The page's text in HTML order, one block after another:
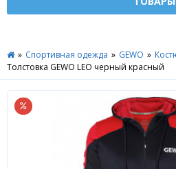
доставка
Москва
Дилеры
Контакты
» Спортивная одежда » GEWO »
Толстовка GEWO LEO черный красный